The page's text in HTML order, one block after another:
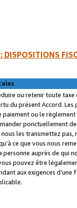
DISPOSITIONS
ou retenir toute
du présent Accord.
ou le
ponctuellement
nous les transmettez
ce que vous nous
personne auprès de qui
pouvez être
aux exigences